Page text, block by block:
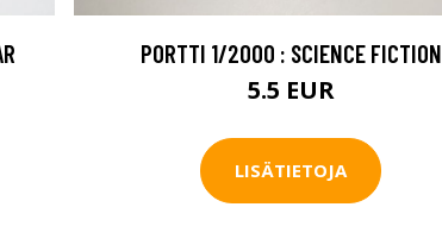
PORTTI 1/2000 : SCIENCE FICTION
5.5 EUR
LISÄTIETOJA